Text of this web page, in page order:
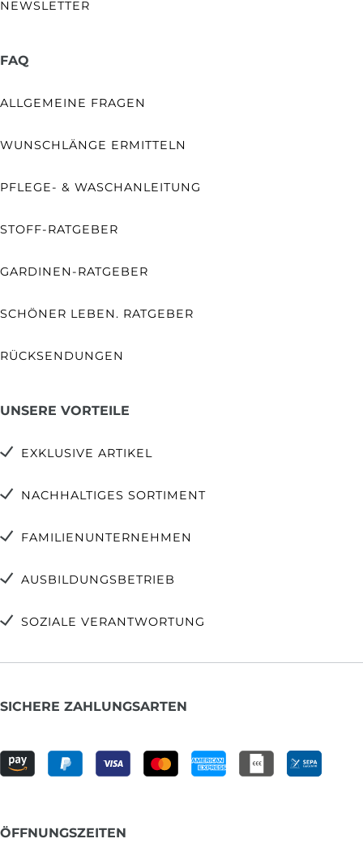
NEWSLETTER
FAQ
ALLGEMEINE FRAGEN
WUNSCHLÄNGE ERMITTELN
PFLEGE- & WASCHANLEITUNG
STOFF-RATGEBER
GARDINEN-RATGEBER
SCHÖNER LEBEN. RATGEBER
RÜCKSENDUNGEN
UNSERE VORTEILE
EXKLUSIVE ARTIKEL
NACHHALTIGES SORTIMENT
FAMILIENUNTERNEHMEN
AUSBILDUNGSBETRIEB
SOZIALE VERANTWORTUNG
SICHERE ZAHLUNGSARTEN
ÖFFNUNGSZEITEN